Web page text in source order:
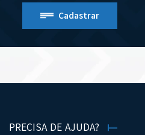
Cadastrar
PRECISA DE AJUDA?